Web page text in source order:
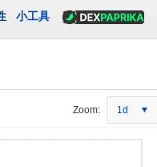
小工具
Zoom: 1d